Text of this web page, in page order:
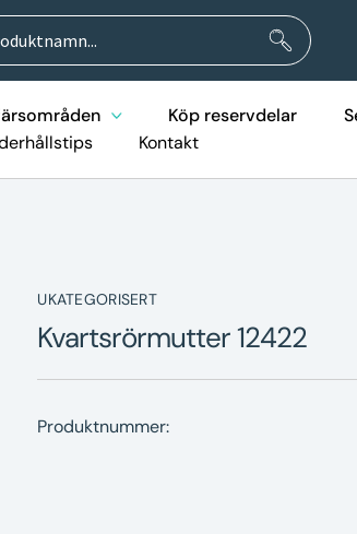
Köp reservdelar
Kontakt
UKATEGORISERT
Kvartsrörmutter 12422
Produktnummer: